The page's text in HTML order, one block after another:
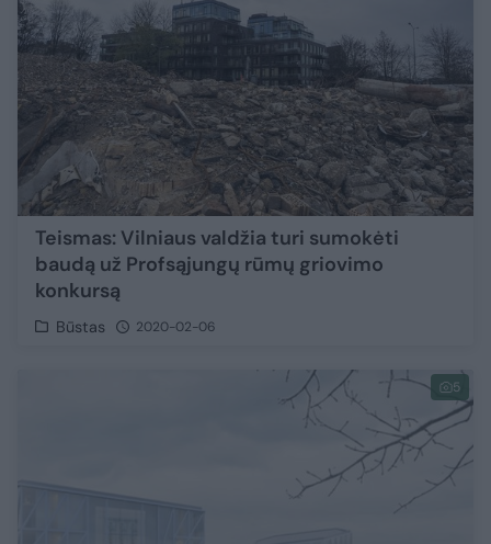
Teismas: Vilniaus valdžia turi sumokėti
baudą už Profsąjungų rūmų griovimo
konkursą
Būstas 2020-02-06
5